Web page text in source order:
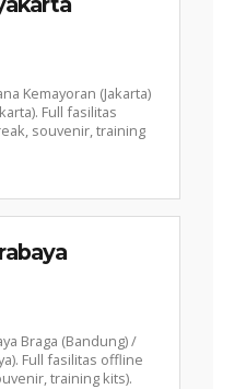
Kemayoran (Jakarta)
Full fasilitas
souvenir, training
Braga (Bandung) /
Full fasilitas offline
training kits).